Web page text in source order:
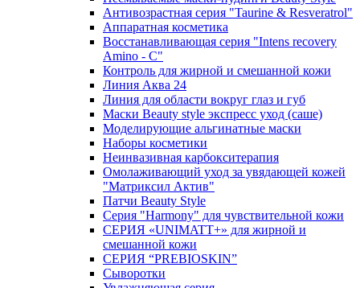
Антивозрастная серия "Taurine & Resveratrol"
Аппаратная косметика
Восстанавливающая серия "Intens recovery
Amino - C"
Контроль для жирной и смешанной кожи
Линия Аква 24
Линия для области вокруг глаз и губ
Маски Beauty style экспресс уход (саше)
Моделирующие альгинатные маски
Наборы косметики
Неинвазивная карбокситерапия
Омолаживающий уход за увядающей кожей
"Матриксил Актив"
Патчи Beauty Style
Серия "Harmony" для чувствительной кожи
СЕРИЯ «UNIMATT+» для жирной и
смешанной кожи
СЕРИЯ “PREBIOSKIN”
Сыворотки